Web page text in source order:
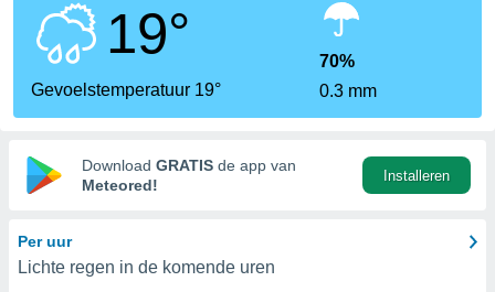
verstrekte
hoge
hebt de
voor
op basis
19°
Gevoelstemperatuur 19°
70%
0.3 mm
Download GRATIS de app van
Meteored!
Installeren
Per uur
Lichte regen in de komende uren